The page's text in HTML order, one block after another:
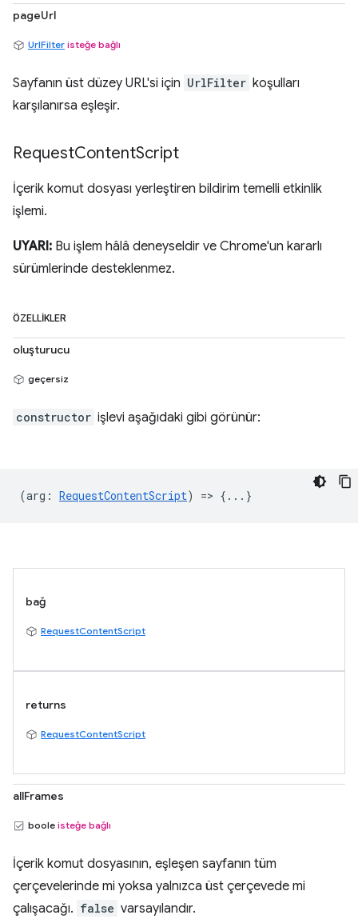
pageUrl
UrlFilter isteğe bağlı
Sayfanın üst düzey URL'si için UrlFilter koşulları
karşılanırsa eşleşir.
RequestContentScript
İçerik komut dosyası yerleştiren bildirim temelli etkinlik
işlemi.
UYARI: Bu işlem hâlâ deneyseldir ve Chrome'un kararlı
sürümlerinde desteklenmez.
ÖZELLIKLER
oluşturucu
geçersiz
constructor işlevi aşağıdaki gibi görünür:
(arg : RequestContentScript) => {...}
bağ
RequestContentScript
returns
RequestContentScript
allFrames
boole isteğe bağlı
İçerik komut dosyasının, eşleşen sayfanın tüm
çerçevelerinde mi yoksa yalnızca üst çerçevede mi
çalışacağı. false varsayılandır.